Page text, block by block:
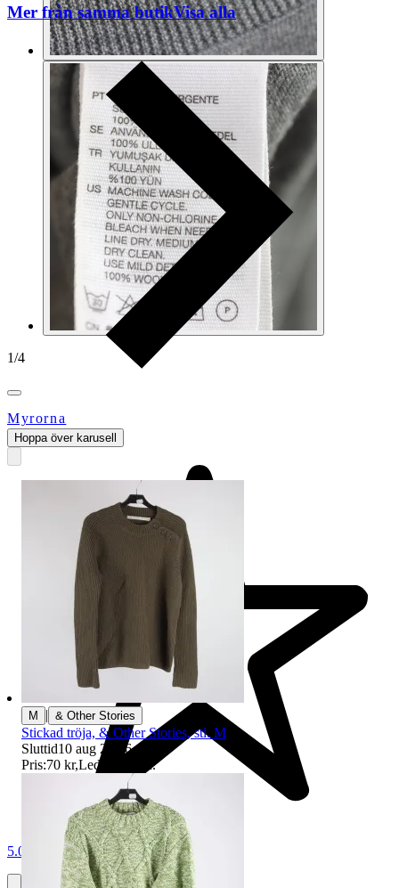
1/4
Myrorna
5.0
Mer från samma butikVisa alla
Hoppa över karusell
M | & Other Stories
Stickad tröja, & Other Stories, stl. M
Sluttid10 aug 20:06.
Pris:70 kr,Ledande bud.